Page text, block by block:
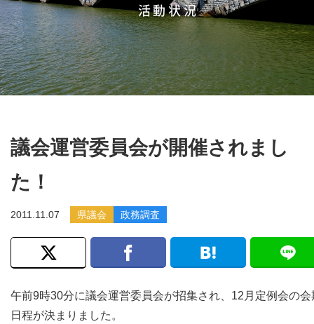
活動状況
議会運営委員会が開催されまし
た！
2011.11.07 県議会 政務調査
午前9時30分に議会運営委員会が招集され、12月定例会の会
日程が決まりました。